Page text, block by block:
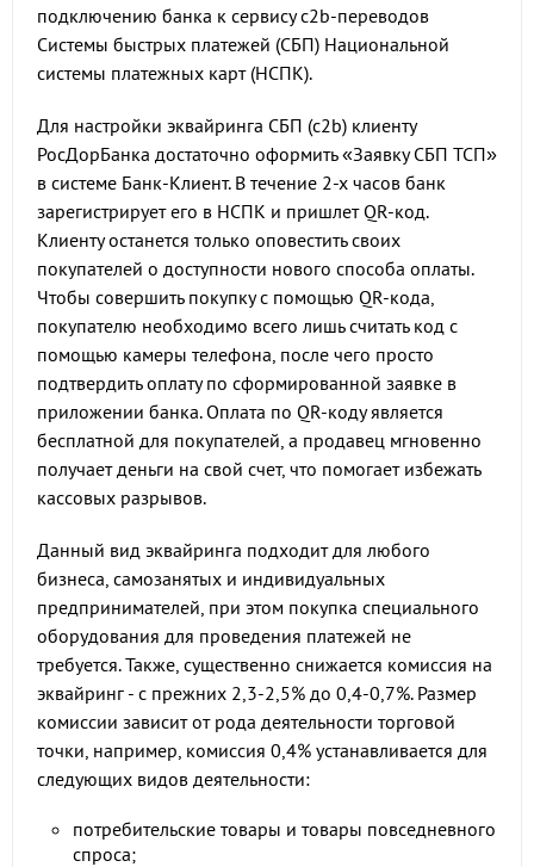
подключению банка к сервису с2b-переводов
Системы быстрых платежей (СБП) Национальной
системы платежных карт (НСПК).
Для настройки эквайринга СБП (с2b) клиенту
РосДорБанка достаточно оформить «Заявку СБП ТСП»
в системе Банк-Клиент. В течение 2-х часов банк
зарегистрирует его в НСПК и пришлет QR-код.
Клиенту останется только оповестить своих
покупателей о доступности нового способа оплаты.
Чтобы совершить покупку с помощью QR-кода,
покупателю необходимо всего лишь считать код с
помощью камеры телефона, после чего просто
подтвердить оплату по сформированной заявке в
приложении банка. Оплата по QR-коду является
бесплатной для покупателей, а продавец мгновенно
получает деньги на свой счет, что помогает избежать
кассовых разрывов.
Данный вид эквайринга подходит для любого
бизнеса, самозанятых и индивидуальных
предпринимателей, при этом покупка специального
оборудования для проведения платежей не
требуется. Также, существенно снижается комиссия на
эквайринг - с прежних 2,3-2,5% до 0,4-0,7%. Размер
комиссии зависит от рода деятельности торговой
точки, например, комиссия 0,4% устанавливается для
следующих видов деятельности:
потребительские товары и товары повседневного
спроса;